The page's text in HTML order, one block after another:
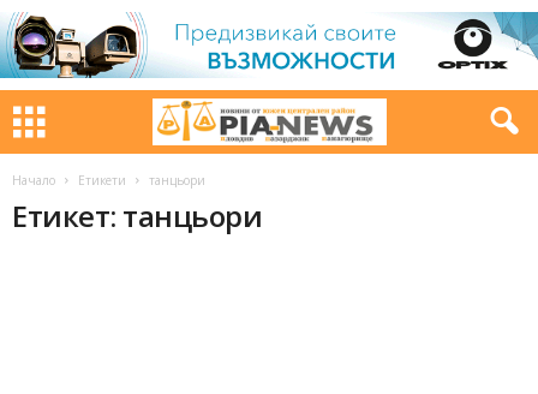
Начало Етикети танцьори
Етикет: танцьори